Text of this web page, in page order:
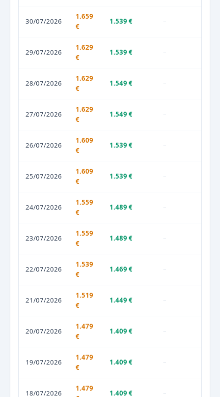
30/07/2026
1.659
€
1.539 € –
29/07/2026
1.629
€
1.539 € –
28/07/2026
1.629
€
1.549 € –
27/07/2026
1.629
€
1.549 € –
26/07/2026
1.609
€
1.539 € –
25/07/2026
1.609
€
1.539 € –
24/07/2026
1.559
€
1.489 € –
23/07/2026
1.559
€
1.489 € –
22/07/2026
1.539
€
1.469 € –
21/07/2026
1.519
€
1.449 € –
20/07/2026
1.479
€
1.409 € –
19/07/2026
1.479
€
1.409 € –
18/07/2026
1.479
1.409 € –